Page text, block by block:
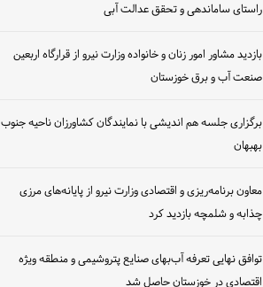
راستای ساماندهی و تحقق عدالت آبی
بازدید مشاور امور زنان و خانواده وزارت نیرو از قرارگاه اربعین
صنعت آب و برق خوزستان
برگزاری جلسه هم اندیشی با نمایندگان کشاورزان ناحیه جنوب
بهبهان
معاون برنامه‌ریزی و اقتصادی وزارت نیرو از پایانه‌های مرزی
چذابه و شلمچه بازدید کرد
توافق نهایی تعرفه آب‌بهای صنایع پتروشیمی و منطقه ویژه
اقتصادی در خوزستان حاصل شد